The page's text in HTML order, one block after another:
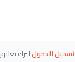
تسجيل الدخوللترك